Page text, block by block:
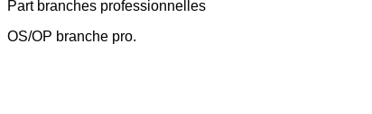
Part branches professionnelles
OS/OP branche pro.